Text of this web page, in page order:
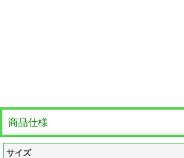
商品仕様
サイズ